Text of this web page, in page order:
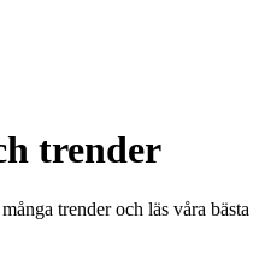
trender
trender och läs våra bästa